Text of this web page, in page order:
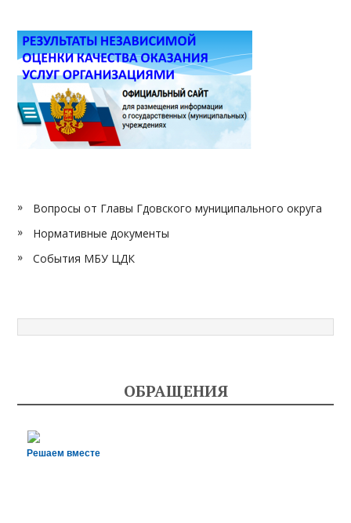
Вопросы от Главы Гдовского муниципального округа
Нормативные документы
События МБУ ЦДК
ОБРАЩЕНИЯ
Решаем вместе